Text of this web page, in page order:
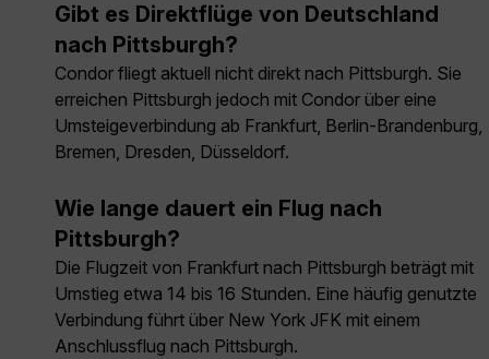
Gibt es Direktflüge von Deutschland
nach Pittsburgh?
Condor fliegt aktuell nicht direkt nach Pittsburgh. Sie
erreichen Pittsburgh jedoch mit Condor über eine
Umsteigeverbindung ab Frankfurt, Berlin-Brandenburg,
Bremen, Dresden, Düsseldorf.
Wie lange dauert ein Flug nach
Pittsburgh?
Die Flugzeit von Frankfurt nach Pittsburgh beträgt mit
Umstieg etwa 14 bis 16 Stunden. Eine häufig genutzte
Verbindung führt über New York JFK mit einem
Anschlussflug nach Pittsburgh.